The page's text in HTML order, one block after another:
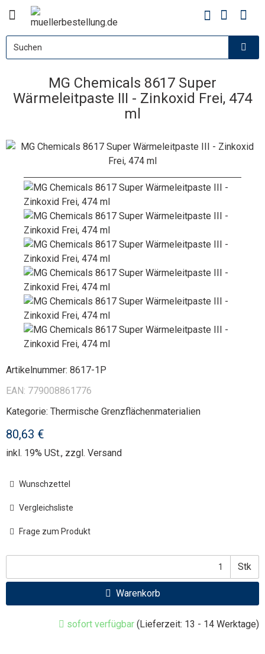
MG Chemicals 8617 Super
Wärmeleitpaste III - Zinkoxid Frei, 474
ml
Artikelnummer: 8617-1P
EAN: 779008861776
Kategorie: Thermische Grenzflächenmaterialien
80,63 €
inkl. 19% USt., zzgl. Versand
Wunschzettel
Vergleichsliste
Frage zum Produkt
Stk
Warenkorb
sofort verfügbar (Lieferzeit: 13 - 14 Werktage)